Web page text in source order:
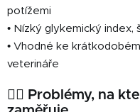
potížemi
• Nízký glykemický
• Vhodné ke
veterináře
🐕‍🦺 Problémy, na